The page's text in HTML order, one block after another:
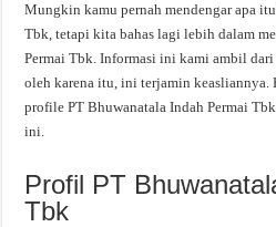
Mungkin kamu pernah mendengar apa
Tbk, tetapi kita bahas lagi lebih dalam
Permai Tbk. Informasi ini kami ambil dari
oleh karena itu, ini terjamin keasliannya.
profile PT Bhuwanatala Indah Permai
ini.
Profil PT
Tbk